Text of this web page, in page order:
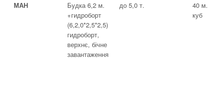
МАН
Будка 6,2 м.
+гидроборт
(6,2,0*2,5*2,5)
гидроборт,
верхнє, бічне
завантаження
до 5,0 т.
40 м.
куб